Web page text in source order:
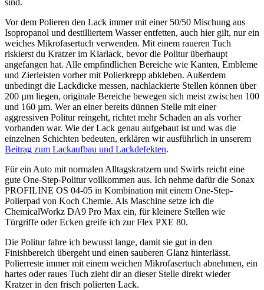
Vor dem Polieren den Lack immer mit einer 50/50 Mischung aus
Isopropanol und destilliertem Wasser entfetten, auch hier gilt, nur ein
weiches Mikrofasertuch verwenden. Mit einem raueren Tuch
riskierst du Kratzer im Klarlack, bevor die Politur überhaupt
angefangen hat. Alle empfindlichen Bereiche wie Kanten, Embleme
und Zierleisten vorher mit Polierkrepp abkleben. Außerdem
unbedingt die Lackdicke messen, nachlackierte Stellen können über
200 µm liegen, originale Bereiche bewegen sich meist zwischen 100
und 160 µm. Wer an einer bereits dünnen Stelle mit einer
aggressiven Politur reingeht, richtet mehr Schaden an als vorher
vorhanden war. Wie der Lack genau aufgebaut ist und was die
einzelnen Schichten bedeuten, erklären wir ausführlich in unserem
Beitrag zum Lackaufbau und Lackdefekten.
Für ein Auto mit normalen Alltagskratzern und Swirls reicht eine
gute One-Step-Politur vollkommen aus. Ich nehme dafür die Sonax
PROFILINE OS 04-05 in Kombination mit einem One-Step-
Polierpad von Koch Chemie. Als Maschine setze ich die
ChemicalWorkz DA9 Pro Max ein, für kleinere Stellen wie
Türgriffe oder Ecken greife ich zur Flex PXE 80.
Die Politur fahre ich bewusst lange, damit sie gut in den
Finishbereich übergeht und einen sauberen Glanz hinterlässt.
Polierreste immer mit einem weichen Mikrofasertuch abnehmen, ein
hartes oder raues Tuch zieht dir an dieser Stelle direkt wieder
Kratzer in den frisch polierten Lack.